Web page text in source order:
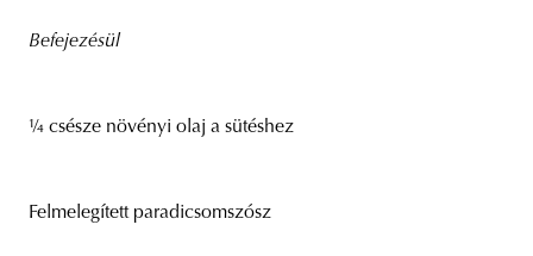
Befejezésül
¼ csésze növényi olaj a sütéshez
Felmelegített paradicsomszósz